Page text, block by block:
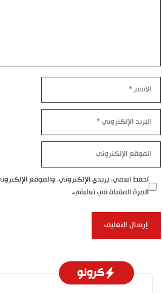
الإلكتروني
الإلكتروني
احفظ اسمي، بريدي الإلكتروني، والموقع
المرة المقبلة في تعليقي.
كرونو